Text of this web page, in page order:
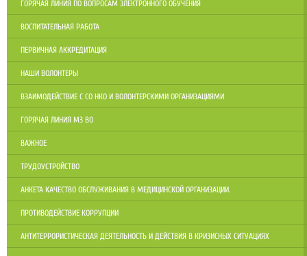
ГОРЯЧАЯ ЛИНИЯ ПО ВОПРОСАМ ЭЛЕКТРОННОГО ОБУЧЕНИЯ
ВОСПИТАТЕЛЬНАЯ РАБОТА
ПЕРВИЧНАЯ АККРЕДИТАЦИЯ
НАШИ ВОЛОНТЕРЫ
ВЗАИМОДЕЙСТВИЕ С СО НКО И ВОЛОНТЕРСКИМИ ОРГАНИЗАЦИЯМИ
ГОРЯЧАЯ ЛИНИЯ МЗ ВО
ВАЖНОЕ
ТРУДОУСТРОЙСТВО
АНКЕТА КАЧЕСТВО ОБСЛУЖИВАНИЯ В МЕДИЦИНСКОЙ ОРГАНИЗАЦИИ.
ПРОТИВОДЕЙСТВИЕ КОРРУПЦИИ
АНТИТЕРРОРИСТИЧЕСКАЯ ДЕЯТЕЛЬНОСТЬ И ДЕЙСТВИЯ В КРИЗИСНЫХ СИТУАЦИЯХ